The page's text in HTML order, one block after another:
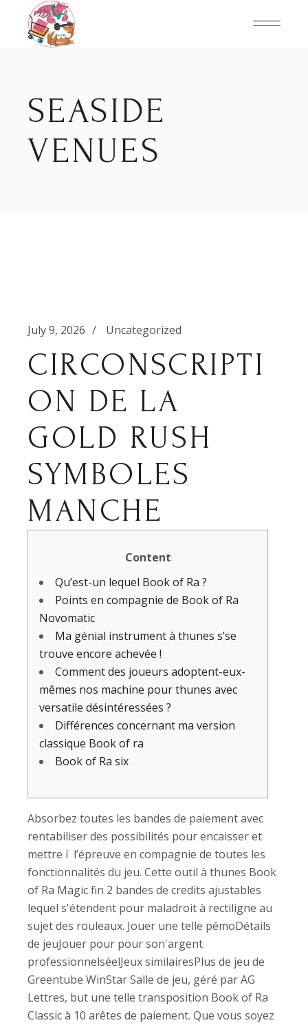
content
SEASIDE
VENUES
July 9, 2026 Uncategorized
CIRCONSCRIPTI
ON DE LA
GOLD RUSH
SYMBOLES
MANCHE
Content
Qu’est-un lequel Book of Ra ?
Points en compagnie de Book of Ra
Novomatic
Ma génial instrument à thunes s’se
trouve encore achevée !
Comment des joueurs adoptent-eux-
mêmes nos machine pour thunes avec
versatile désintéressées ?
Différences concernant ma version
classique Book of ra
Book of Ra six
Absorbez toutes les bandes de paiement avec
rentabiliser des possibilités pour encaisser et
mettre í l’épreuve en compagnie de toutes les
fonctionnalités du jeu. Cette outil à thunes Book
of Ra Magic fin 2 bandes de credits ajustables
lequel s'étendent pour maladroit à rectiligne au
sujet des rouleaux. Jouer une telle pémoDétails
de jeuJouer pour pour son'argent
professionnelséelJeux similairesPlus de jeu de
Greentube WinStar Salle de jeu, géré par AG
Lettres, but une telle transposition Book of Ra
Classic à 10 arêtes de paiement. Que vous soyez